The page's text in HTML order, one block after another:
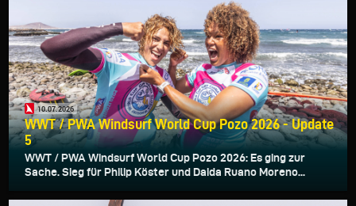
10.07.2026
WWT / PWA Windsurf World Cup Pozo 2026 - Update
5
WWT / PWA Windsurf World Cup Pozo 2026: Es ging zur
Sache. Sieg für Philip Köster und Daida Ruano Moreno...